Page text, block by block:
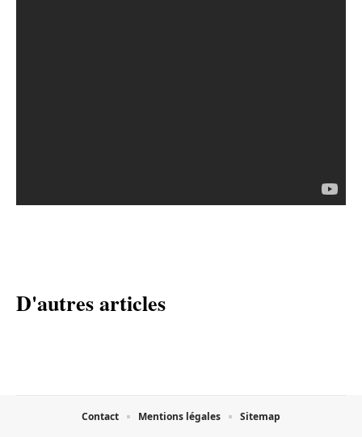
D'autres articles
Contact Mentions légales Sitemap